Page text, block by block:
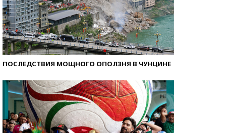
ПОСЛЕДСТВИЯ МОЩНОГО ОПОЛЗНЯ В ЧУНЦИНЕ